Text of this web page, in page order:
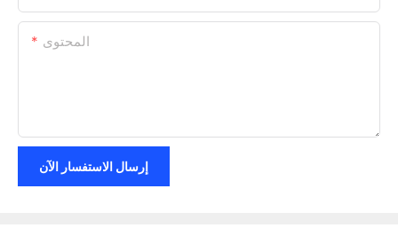
المحتوى
إرسال الاستفسار الآن